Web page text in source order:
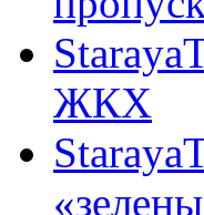
ЖКХ